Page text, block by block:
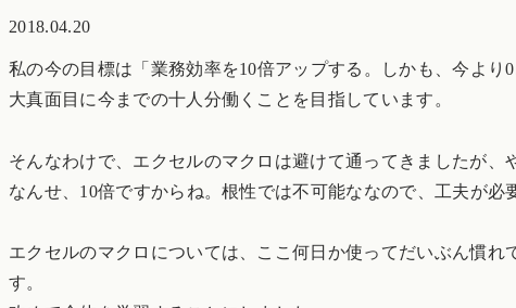
2018.04.20
私の今の目標は「業務効率を10倍アップする。しかも、今より
大真面目に今までの十人分働くことを目指しています。
そんなわけで、エクセルのマクロは避けて通ってきましたが、
なんせ、10倍ですからね。根性では不可能ななので、工夫が必
エクセルのマクロについては、ここ何日か使ってだいぶん慣
す。